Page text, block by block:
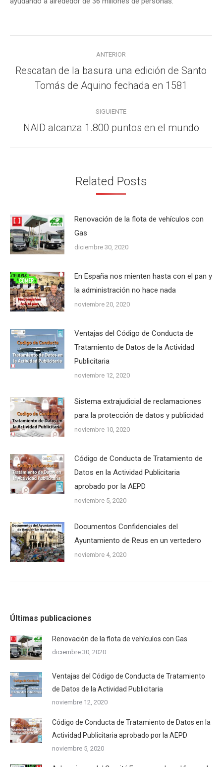
entre
publicaciones
ANTERIOR
Publicación
anterior:
Rescatan de la basura una edición de Santo
Tomás de Aquino fechada en 1581
SIGUIENTE
Publicación
NAID alcanza 1.800 puntos en el mundo
Related Posts
Renovación de la flota de vehículos con
Gas
diciembre 30, 2020
En España nos mienten hasta con el pan y
la administración no hace nada
noviembre 20, 2020
Ventajas del Código de Conducta de
Tratamiento de Datos de la Actividad
Publicitaria
noviembre 12, 2020
Sistema extrajudicial de reclamaciones
para la protección de datos y publicidad
noviembre 10, 2020
Código de Conducta de Tratamiento de
Datos en la Actividad Publicitaria
aprobado por la AEPD
noviembre 5, 2020
Documentos Confidenciales del
Ayuntamiento de Reus en un vertedero
noviembre 4, 2020
Últimas publicaciones
Renovación de la flota de vehículos con Gas
diciembre 30, 2020
Ventajas del Código de Conducta de Tratamiento
de Datos de la Actividad Publicitaria
noviembre 12, 2020
Código de Conducta de Tratamiento de Datos en la
Actividad Publicitaria aprobado por la AEPD
noviembre 5, 2020